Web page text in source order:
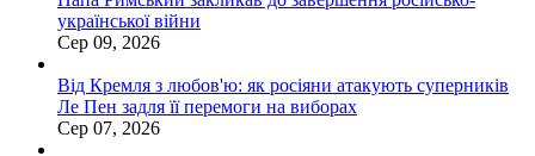
української війни
Сер 09, 2026
Від Кремля з любов'ю: як росіяни атакують суперників
Ле Пен задля її перемоги на виборах
Сер 07, 2026